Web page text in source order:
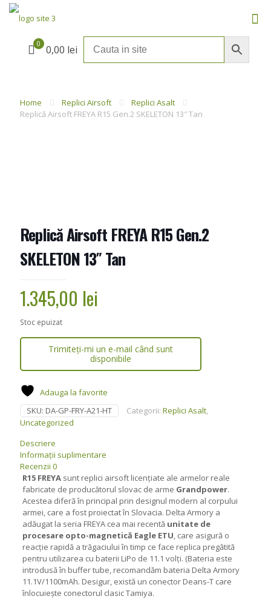
0 0,00 lei
Home Replici Airsoft
Replici Asalt
Replică Airsoft FREYA R15 Gen.2 SKELETON 13″ Tan
Replică Airsoft FREYA R15 Gen.2
SKELETON 13″ Tan
1.345,00 lei
Stoc epuizat
Trimiteți-mi un e-mail când sunt
disponibile
Adauga la favorite
SKU: DA-GP-FRY-A21-HT Categorii: Replici Asalt,
Uncategorized
Descriere
Informații suplimentare
Recenzii 0
R15 FREYAsunt replici airsoft licențiate ale armelor reale
fabricate de producătorul slovac de arme Grandpower.
Acestea diferă în principal prin designul modern al corpului
armei, care a fost proiectat în Slovacia. Delta Armory a
adăugat la seria FREYA cea mai recentă unitate de
procesare opto-magnetică Eagle ETU, care asigură o
reacție rapidă a trăgaciului în timp ce face replica pregătită
pentru utilizarea cu baterii LiPo de 11.1 volți. (Bateria este
introdusă în buffer tube, recomandăm bateria Delta Armory
11.1V/1100mAh. Desigur, există un conector Deans-T care
înlocuiește conectorul clasic Tamiya.